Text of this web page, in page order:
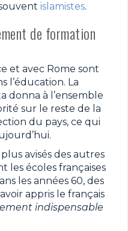
islamistes.
de formation
et avec Rome sont
l’éducation. La
donna à l’ensemble
sur le reste de la
du pays, ce qui
avisés des autres
les écoles françaises
les années 60, des
appris le français
indispensable